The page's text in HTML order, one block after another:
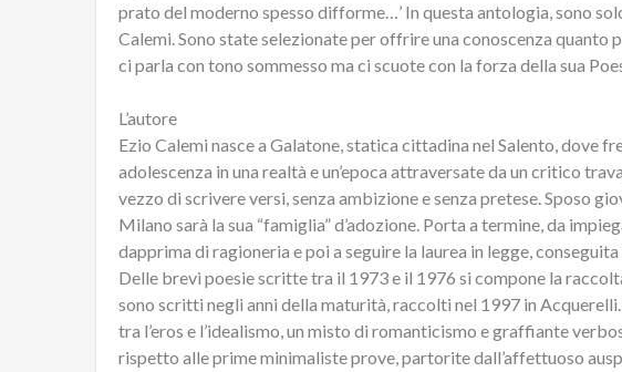
prato del moderno spesso difforme…’ In questa antologia, sono
Calemi. Sono state selezionate per offrire una conoscenza quanto
ci parla con tono sommesso ma ci scuote con la forza della sua
L’autore
Ezio Calemi nasce a Galatone, statica cittadina nel Salento, dove
adolescenza in una realtà e un’epoca attraversate da un critico
vezzo di scrivere versi, senza ambizione e senza pretese. Sposo
Milano sarà la sua “famiglia” d’adozione. Porta a termine, da
dapprima di ragioneria e poi a seguire la laurea in legge,
Delle brevi poesie scritte tra il 1973 e il 1976 si compone la
sono scritti negli anni della maturità, raccolti nel 1997 in
tra l’eros e l’idealismo, un misto di romanticismo e graffiante
rispetto alle prime minimaliste prove, partorite dall’affettuoso